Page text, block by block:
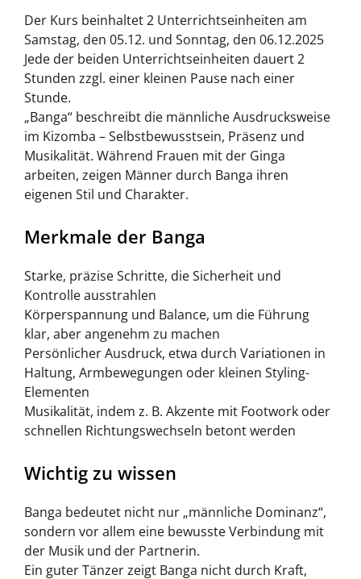
Der Kurs beinhaltet 2 Unterrichtseinheiten am
Samstag, den 05.12. und Sonntag, den 06.12.2025
Jede der beiden Unterrichtseinheiten dauert 2
Stunden zzgl. einer kleinen Pause nach einer
Stunde.
„Banga“ beschreibt die männliche Ausdrucksweise
im Kizomba – Selbstbewusstsein, Präsenz und
Musikalität. Während Frauen mit der Ginga
arbeiten, zeigen Männer durch Banga ihren
eigenen Stil und Charakter.
Merkmale der Banga
Starke, präzise Schritte, die Sicherheit und
Kontrolle ausstrahlen
Körperspannung und Balance, um die Führung
klar, aber angenehm zu machen
Persönlicher Ausdruck, etwa durch Variationen in
Haltung, Armbewegungen oder kleinen Styling-
Elementen
Musikalität, indem z. B. Akzente mit Footwork oder
schnellen Richtungswechseln betont werden
Wichtig zu wissen
Banga bedeutet nicht nur „männliche Dominanz“,
sondern vor allem eine bewusste Verbindung mit
der Musik und der Partnerin.
Ein guter Tänzer zeigt Banga nicht durch Kraft,